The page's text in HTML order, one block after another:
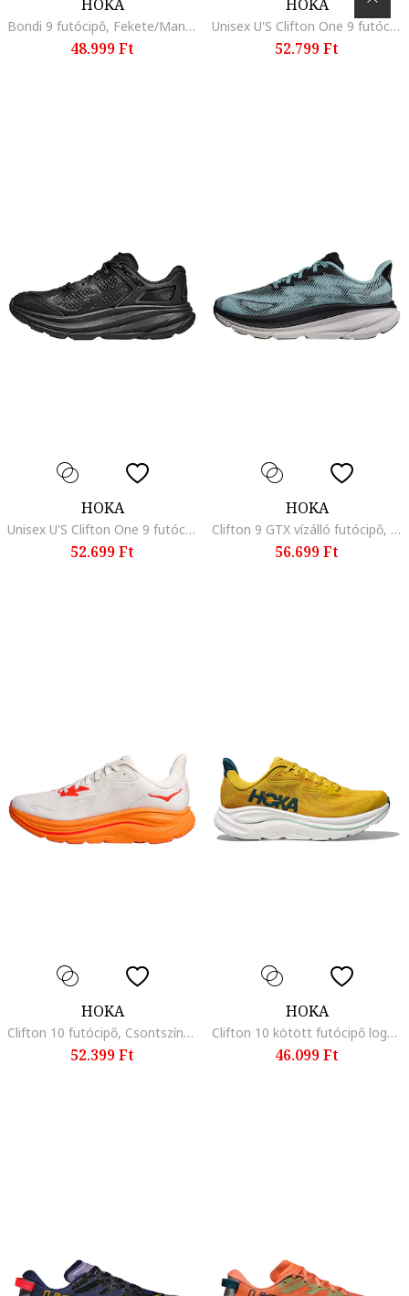
HOKA
Bondi 9 futócipő, Fekete/Mandarinszín/Limezöld
48.999 Ft
HOKA
Unisex U'S Clifton One 9 futócipő, Csontszín/Törtfehér
52.799 Ft
HOKA
Unisex U'S Clifton One 9 futócipő, Fekete
52.699 Ft
HOKA
Clifton 9 GTX vízálló futócipő, Fekete/Tengerészkék
56.699 Ft
HOKA
Clifton 10 futócipő, Csontszín/Narancssárga
52.399 Ft
HOKA
Clifton 10 kötött futócipő logós foltrátéttel, Okkersárga
46.099 Ft